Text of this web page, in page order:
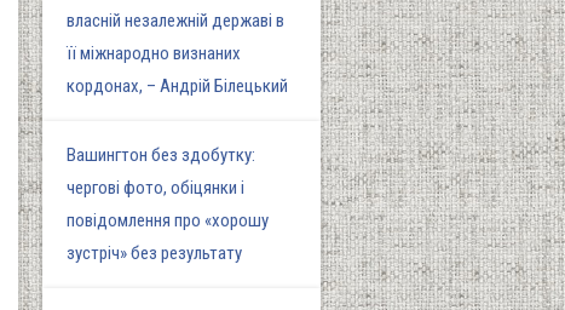
власній незалежній державі в
її міжнародно визнаних
кордонах, – Андрій Білецький
Вашингтон без здобутку:
чергові фото, обіцянки і
повідомлення про «хорошу
зустріч» без результату